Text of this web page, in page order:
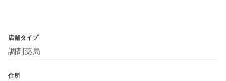
店舗タイプ
調剤薬局
住所